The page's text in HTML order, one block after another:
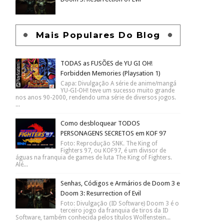
Mais Populares Do Blog
TODAS as FUSÕES de YU GI OH!
Forbidden Memories (Playsation 1)
Capa: Divulgação A série de anime/mangá
YU-GI-OH! teve um sucesso muito grande
nos anos 90-2000, rendendo uma série de diversos jogos.
...
Como desbloquear TODOS
PERSONAGENS SECRETOS em KOF 97
Foto: Reprodução SNK. The King of
Fighters 97, ou KOF97, é um divisor de
águas na franquia de games de luta The King of Fighters.
Alé...
Senhas, Códigos e Armários de Doom 3 e
Doom 3: Resurrection of Evil
Foto: Divulgação (ID Software) Doom 3 é o
terceiro jogo da franquia de tiros da ID
Software, também conhecida pelos títulos Wolfenstein...